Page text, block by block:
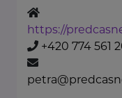
https://
+420 774 561